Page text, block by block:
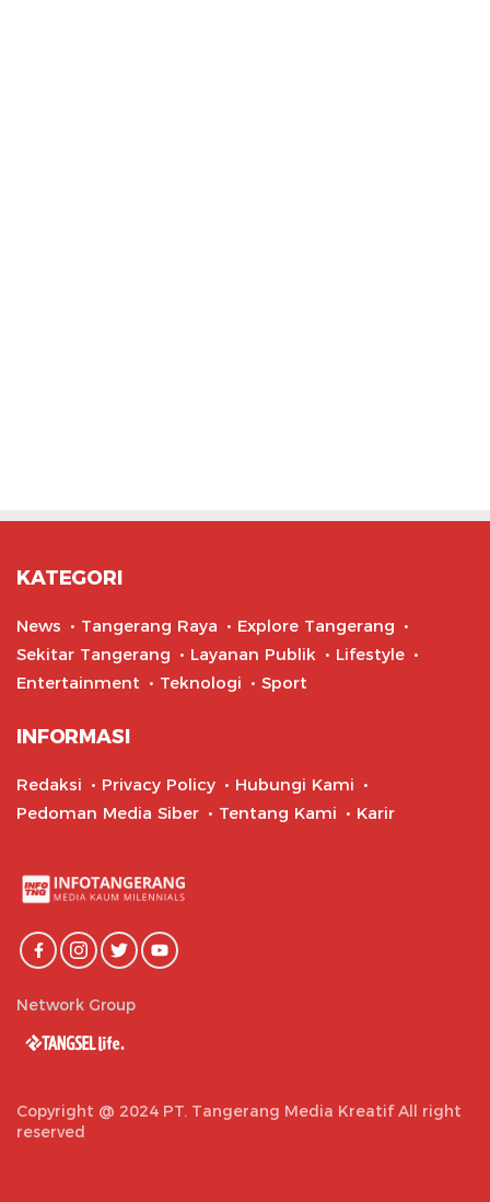
KATEGORI
News Tangerang Raya
Explore Tangerang
Sekitar Tangerang
Layanan Publik
Lifestyle
Entertainment
Teknologi Sport
INFORMASI
Redaksi Privacy Policy
Hubungi Kami
Pedoman Media Siber
Tentang Kami Karir
Network Group
Copyright @ 2024 PT. Tangerang Media Kreatif All right
reserved